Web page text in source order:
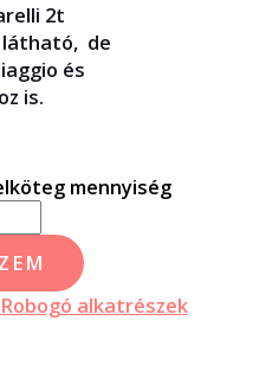
2t
látható, de
és
is.
mennyiség
Robogó alkatrészek